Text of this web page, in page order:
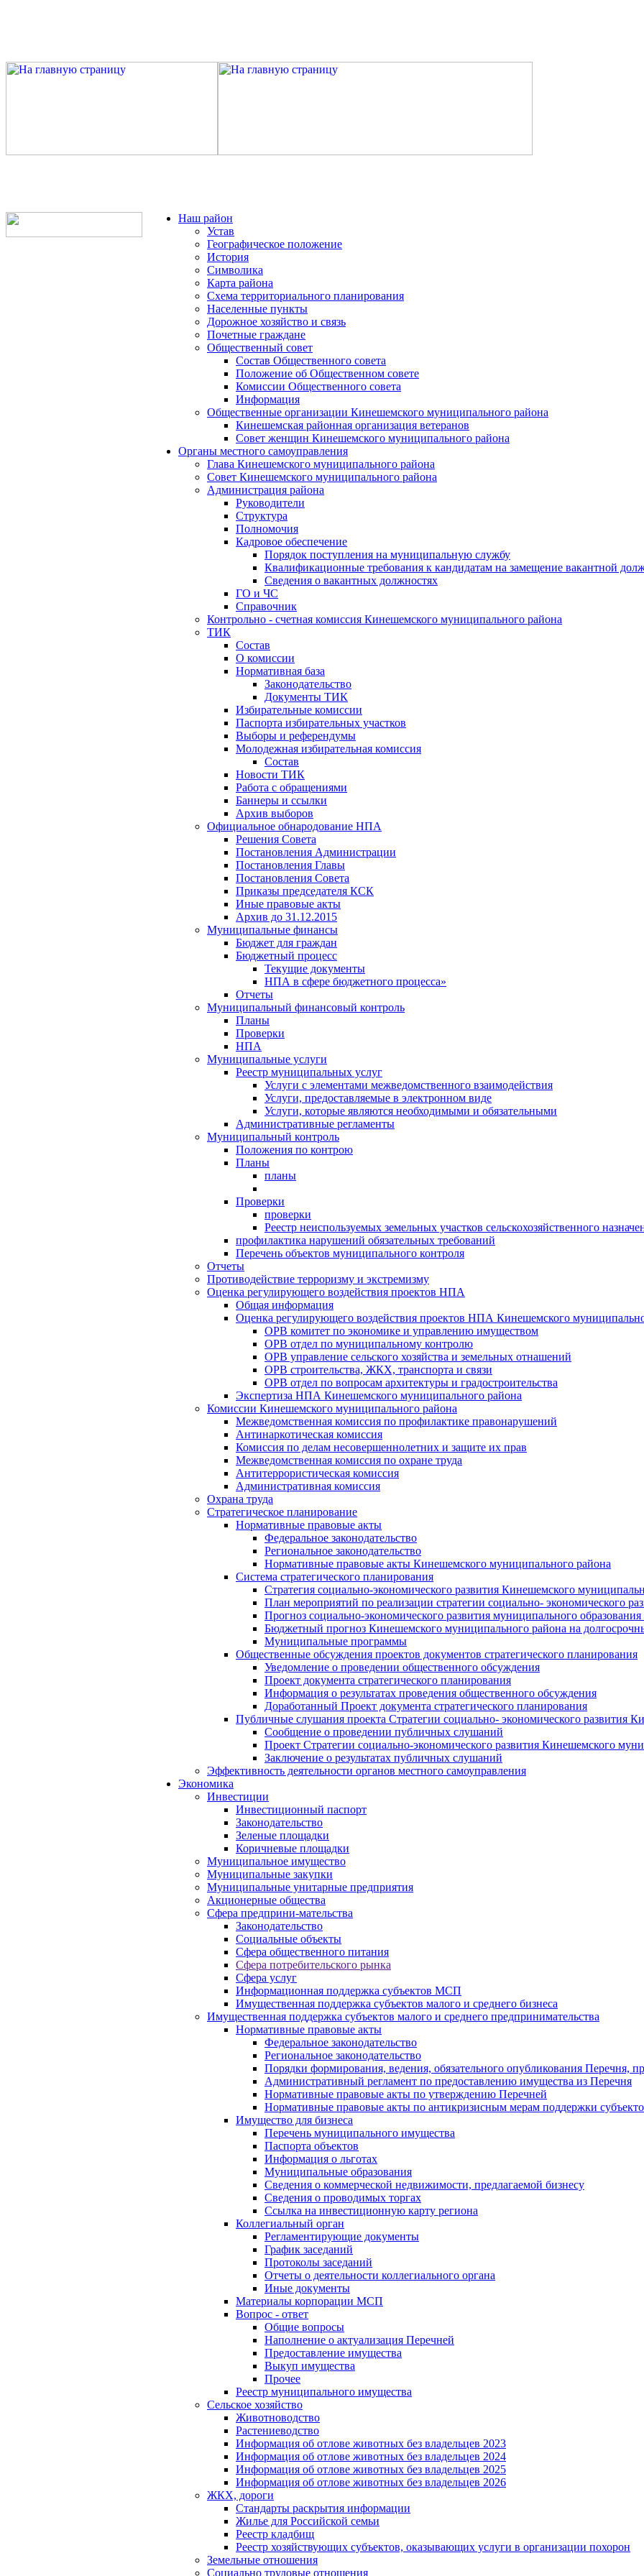
Наш район
Устав
Географическое положение
История
Символика
Карта района
Схема территориального планирования
Населенные пункты
Дорожное хозяйство и связь
Почетные граждане
Общественный совет
Состав Общественного совета
Положение об Общественном совете
Комиссии Общественного совета
Информация
Общественные организации Кинешемского муниципального района
Кинешемская районная организация ветеранов
Совет женщин Кинешемского муниципального района
Органы местного самоуправления
Глава Кинешемского муниципального района
Совет Кинешемского муниципального района
Администрация района
Руководители
Структура
Полномочия
Кадровое обеспечение
Порядок поступления на муниципальную службу
Квалификационные требования к кандидатам на замещение вакантной
Сведения о вакантных должностях
ГО и ЧС
Справочник
Контрольно - счетная комиссия Кинешемского муниципального района
ТИК
Состав
О комиссии
Нормативная база
Законодательство
Документы ТИК
Избирательные комиссии
Паспорта избирательных участков
Выборы и референдумы
Молодежная избирательная комиссия
Состав
Новости ТИК
Работа с обращениями
Баннеры и ссылки
Архив выборов
Официальное обнародование НПА
Решения Совета
Постановления Администрации
Постановления Главы
Постановления Совета
Приказы председателя КСК
Иные правовые акты
Архив до 31.12.2015
Муниципальные финансы
Бюджет для граждан
Бюджетный процесс
Текущие документы
НПА в сфере бюджетного процесса»
Отчеты
Муниципальный финансовый контроль
Планы
Проверки
НПА
Муниципальные услуги
Реестр муниципальных услуг
Услуги с элементами межведомственного взаимодействия
Услуги, предоставляемые в электронном виде
Услуги, которые являются необходимыми и обязательными
Административные регламенты
Муниципальный контроль
Положения по контрою
Планы
планы
Проверки
проверки
Реестр неиспользуемых земельных участков сельскохозяйственного
профилактика нарушений обязательных требований
Перечень объектов муниципального контроля
Отчеты
Противодействие терроризму и экстремизму
Оценка регулирующего воздействия проектов НПА
Общая информация
Оценка регулирующего воздействия проектов НПА Кинешемского
ОРВ комитет по экономике и управлению имуществом
ОРВ отдел по муниципальному контролю
ОРВ управление сельского хозяйства и земельных отнашений
ОРВ строительства, ЖКХ, транспорта и связи
ОРВ отдел по вопросам архитектуры и градостроительства
Экспертиза НПА Кинешемского муниципального района
Комиссии Кинешемского муниципального района
Межведомственная комиссия по профилактике правонарушений
Антинаркотическая комиссия
Комиссия по делам несовершеннолетних и защите их прав
Межведомственная комиссия по охране труда
Антитеррористическая комиссия
Административная комиссия
Охрана труда
Стратегическое планирование
Нормативные правовые акты
Федеральное законодательство
Региональное законодательство
Нормативные правовые акты Кинешемского муниципального района
Система стратегического планирования
Стратегия социально-экономического развития Кинешемского
План мероприятий по реализации стратегии социально- экономического
Прогноз социально-экономического развития муниципального
Бюджетный прогноз Кинешемского муниципального района на
Муниципальные программы
Общественные обсуждения проектов документов стратегического планирования
Уведомление о проведении общественного обсуждения
Проект документа стратегического планирования
Информация о результатах проведения общественного обсуждения
Доработанный Проект документа стратегического планирования
Публичные слушания проекта Стратегии социально- экономического развития
Сообщение о проведении публичных слушаний
Проект Стратегии социально-экономического развития Кинешемского
Заключение о результатах публичных слушаний
Эффективность деятельности органов местного самоуправления
Экономика
Инвестиции
Инвестиционный паспорт
Законодательство
Зеленые площадки
Коричневые площадки
Муниципальное имущество
Муниципальные закупки
Муниципальные унитарные предприятия
Акционерные общества
Сфера предприни-мательства
Законодательство
Социальные объекты
Сфера общественного питания
Сфера потребительского рынка
Сфера услуг
Информационная поддержка субъектов МСП
Имущественная поддержка субъектов малого и среднего бизнеса
Имущественная поддержка субъектов малого и среднего предпринимательства
Нормативные правовые акты
Федеральное законодательство
Региональное законодательство
Порядки формирования, ведения, обязательного опубликования Перечня,
Административный регламент по предоставлению имущества из Перечня
Нормативные правовые акты по утверждению Перечней
Нормативные правовые акты по антикризисным мерам поддержки
Имущество для бизнеса
Перечень муниципального имущества
Паспорта объектов
Информация о льготах
Муниципальные образования
Сведения о коммерческой недвижимости, предлагаемой бизнесу
Сведения о проводимых торгах
Ссылка на инвестиционную карту региона
Коллегиальный орган
Регламентирующие документы
График заседаний
Протоколы заседаний
Отчеты о деятельности коллегиального органа
Иные документы
Материалы корпорации МСП
Вопрос - ответ
Общие вопросы
Наполнение о актуализация Перечней
Предоставление имущества
Выкуп имущества
Прочее
Реестр муниципального имущества
Сельское хозяйство
Животноводство
Растениеводство
Информация об отлове животных без владельцев 2023
Информация об отлове животных без владельцев 2024
Информация об отлове животных без владельцев 2025
Информация об отлове животных без владельцев 2026
ЖКХ, дороги
Стандарты раскрытия информации
Жилье для Российской семьи
Реестр кладбищ
Реестр хозяйствующих субъектов, оказывающих услуги в организации похорон
Земельные отношения
Социально трудовые отношения